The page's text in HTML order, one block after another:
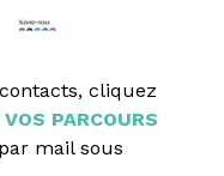
cliquez
PARCOURS
mail sous